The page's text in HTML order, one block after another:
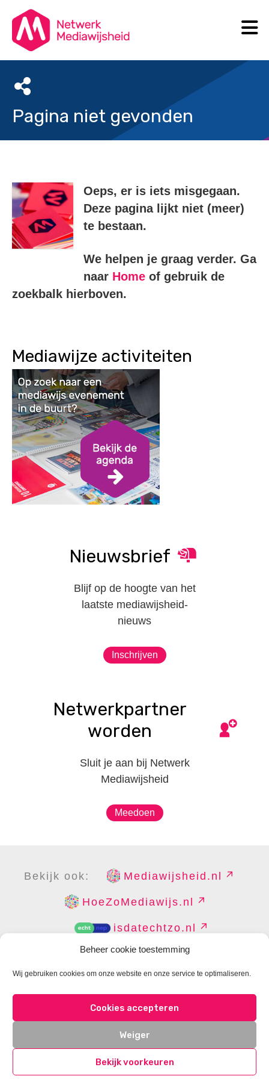
Beheer cookie toestemming
Wij gebruiken cookies om onze website en onze service te optimaliseren.
Cookies accepteren
Weiger
Bekijk voorkeuren
Pagina niet gevonden
Oeps, er is iets misgegaan.
Deze pagina lijkt niet (meer)
te bestaan.
We helpen je graag verder. Ga
naar Home of gebruik de
zoekbalk hierboven.
Mediawijze activiteiten
Nieuwsbrief
Blijf op de hoogte van het
laatste mediawijsheid-
nieuws
Inschrijven
Netwerkpartner
worden
Sluit je aan bij Netwerk
Mediawijsheid
Meedoen
Bekijk ook: Mediawijsheid.nl
HoeZoMediawijs.nl
isdatechtzo.nl
DISCLAIMER PRIVACY
CONTACT
COOKIES BEHEREN